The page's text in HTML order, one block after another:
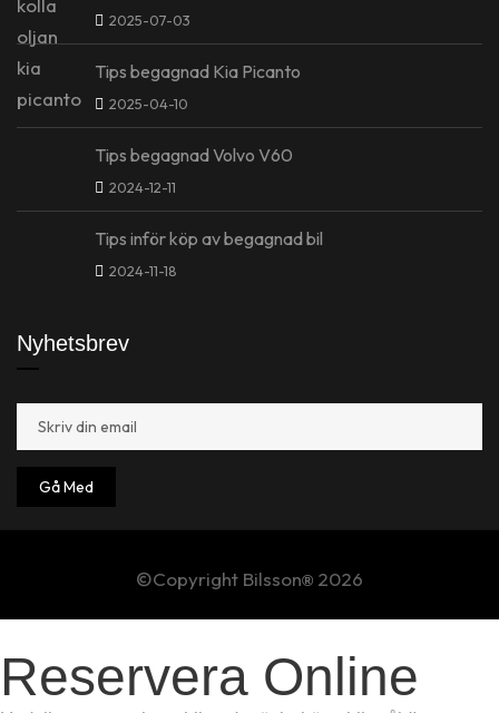
2025-07-03
Tips begagnad Kia Picanto
2025-04-10
Tips begagnad Volvo V60
2024-12-11
Tips inför köp av begagnad bil
2024-11-18
Nyhetsbrev
Gå Med
©Copyright Bilsson® 2026
Reservera Online